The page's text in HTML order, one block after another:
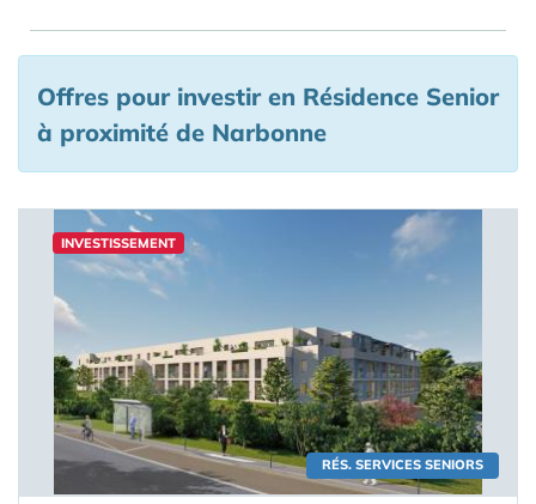
Offres pour investir en Résidence Senior
à proximité de Narbonne
RÉS. SERVICES SENIORS
INVESTISSEMENT